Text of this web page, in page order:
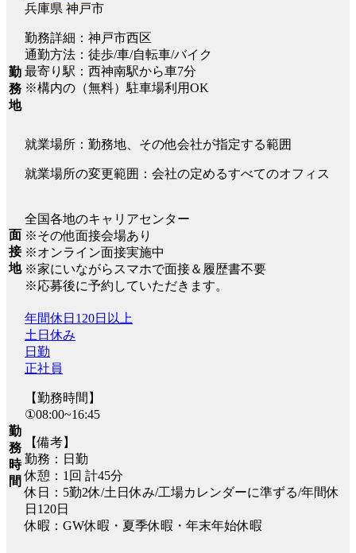
勤
務
地
兵庫県 神戸市
勤務詳細：神戸市西区
通勤方法：徒歩/車/自転車/バイク
最寄り駅：西神南駅から車7分
※構内の（無料）駐車場利用OK
就業場所：勤務地、その他会社が指定する範囲
就業場所の変更範囲：会社の定めるすべてのオフィス
面
接
地
全国各地のキャリアセンター
※その他面接会場あり
※オンライン面接実施中
※家にいながらスマホで面接＆履歴書不要
※応募後に予約していただきます。
勤
務
時
間
年間休日120日以上
土日休み
日勤
正社員
【勤務時間】
①08:00~16:45
【備考】
勤務：日勤
休憩：1回 計45分
休日：5勤2休/土日休み/工場カレンダーに準ずる/年間休
日120日
休暇：GW休暇・夏季休暇・年末年始休暇